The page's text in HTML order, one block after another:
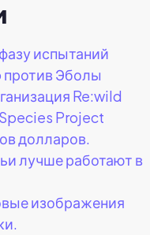
испытаний
Эболы
Re:wild
Project
долларов.
лучше работают в
изображения